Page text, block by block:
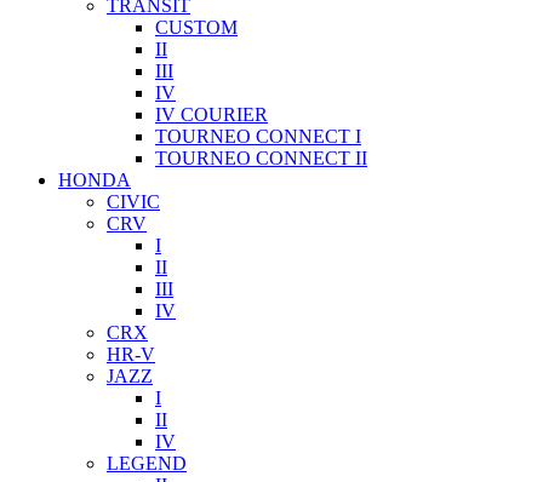
TRANSIT
CUSTOM
II
III
IV
IV COURIER
TOURNEO CONNECT I
TOURNEO CONNECT II
HONDA
CIVIC
CRV
I
II
III
IV
CRX
HR-V
JAZZ
I
II
IV
LEGEND